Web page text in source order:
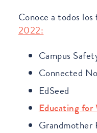
Conoce a todos
2022:
Campus
Connected
EdSeed
Educating for
Grandmother